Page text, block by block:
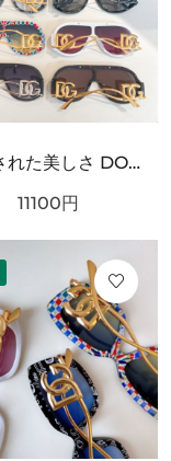
洗練された美しさ DOLCE＆GABBANA ドルチェ＆ガッバーナ コピー サングラス 大人の魅力溢れる
11100円